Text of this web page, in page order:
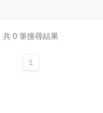
共 0 筆搜尋結果
1